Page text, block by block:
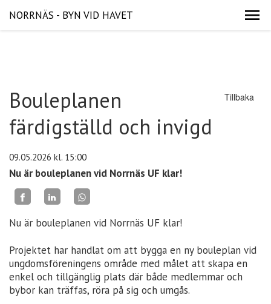
NORRNÄS - BYN VID HAVET
Tillbaka
Bouleplanen
färdigställd och invigd
09.05.2026 kl. 15:00
Nu är bouleplanen vid Norrnäs UF klar!
Nu är bouleplanen vid Norrnäs UF klar!
Projektet har handlat om att bygga en ny bouleplan vid
ungdomsföreningens område med målet att skapa en
enkel och tillgänglig plats där både medlemmar och
bybor kan träffas, röra på sig och umgås.